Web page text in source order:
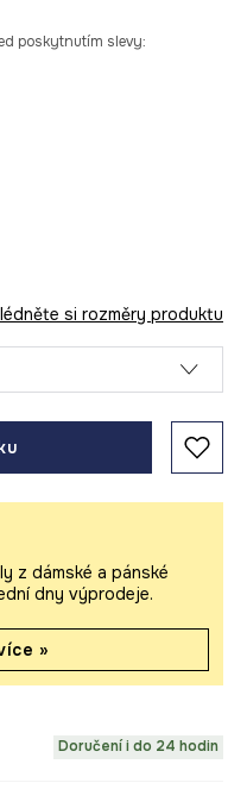
poskytnutím slevy:
si rozměry produktu
z dámské a pánské
dny výprodeje.
»
Doručení i do 24 hodin